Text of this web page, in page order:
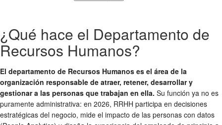
¿Qué hace el Departamento de
Recursos Humanos?
El departamento de Recursos Humanos es el área de la
organización responsable de atraer, retener, desarrollar y
gestionar a las personas que trabajan en ella. Su función ya no es
puramente administrativa: en 2026, RRHH participa en decisiones
estratégicas del negocio, mide el impacto de las personas con datos